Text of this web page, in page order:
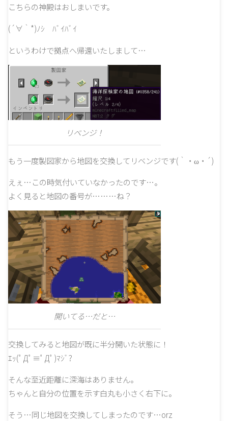
こちらの神殿はおしまいです。
(´∀｀*)ﾉｼ ﾊﾞｲﾊﾞｲ
というわけで拠点へ帰還いたしまして…
リベンジ！
もう一度製図家から地図を交換してリベンジです(｀・ω・´)
えぇ…この時気付いていなかったのです…。
よく見ると地図の番号が………ね？
開いてる…だと…
交換してみると地図が既に半分開いた状態に！
ｴｯ(ﾟДﾟ≡ﾟДﾟ)ﾏｼﾞ?
そんな至近距離に深海はありません。
ちゃんと自分の位置を示す白丸も小さく右下に。
そう…同じ地図を交換してしまったのです…orz